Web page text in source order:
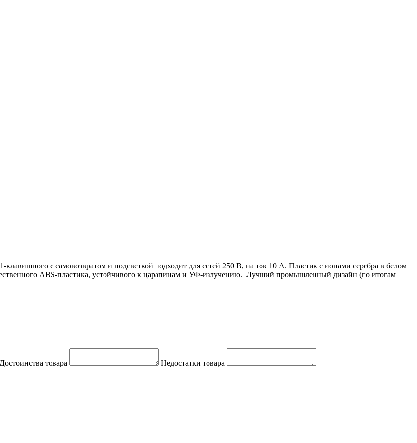
с самовозвратом и подсветкой подходит для сетей 250 В, на ток 10 А. Пластик с ионами серебра в белом
ABS-пластика, устойчивого к царапинам и УФ-излучению. Лучший промышленный дизайн (по итогам
Достоинства товара
Недостатки товара